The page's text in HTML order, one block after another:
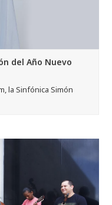
del Año Nuevo
la Sinfónica Simón